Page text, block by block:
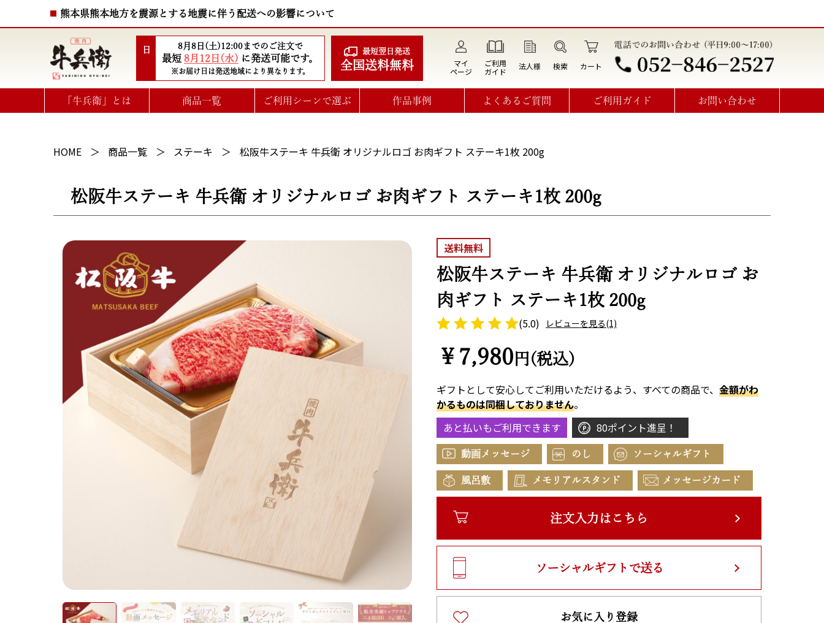
熊本県熊本地方を震源とする地震に伴う配送への影響について
配送日 8月8日(土)12:00までのご注文で
最短 8月12日(水) に発送可能です。
※お届け日は発送地域により異なります。
最短翌日発送
全国送料無料
マイ
ページ
ご利用
ガイド
法人様 検索 カート
「牛兵衛」とは 商品一覧 ご利用シーンで選ぶ 作品事例 よくあるご質問 ご利用ガイド お問い合わせ
HOME 商品一覧 ステーキ 松阪牛ステーキ 牛兵衛 オリジナルロゴ お肉ギフト ステーキ1枚 200g
松阪牛ステーキ 牛兵衛 オリジナルロゴ お肉ギフト ステーキ1枚 200g
送料無料
松阪牛ステーキ 牛兵衛 オリジナルロゴ お
肉ギフト ステーキ1枚 200g
(5.0) レビューを見る(1)
￥7,980 円(税込)
ギフトとして安心してご利用いただけるよう、すべての商品で、 金額がわ
かるものは同梱しておりません。
あと払いもご利用できます
80ポイント進呈！
動画メッセージ のし ソーシャルギフト
風呂敷 メモリアルスタンド メッセージカード
注文入力はこちら
ソーシャルギフトで送る
お気に入り登録